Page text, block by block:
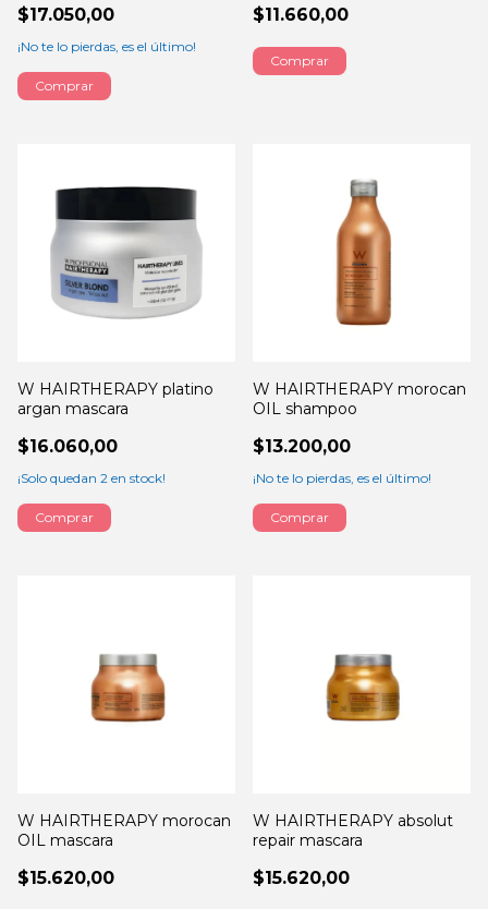
$17.050,00
¡No te lo pierdas, es el último!
Comprar
$11.660,00
Comprar
W HAIRTHERAPY platino
argan mascara
$16.060,00
¡Solo quedan 2 en stock!
Comprar
W HAIRTHERAPY morocan
OIL shampoo
$13.200,00
¡No te lo pierdas, es el último!
Comprar
W HAIRTHERAPY morocan
OIL mascara
$15.620,00
W HAIRTHERAPY absolut
repair mascara
$15.620,00